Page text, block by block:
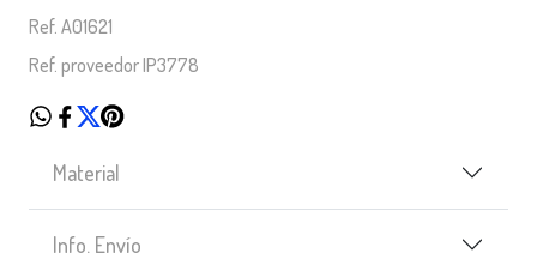
Ref. A01621
Ref. proveedor IP3778
Material
Info. Envío